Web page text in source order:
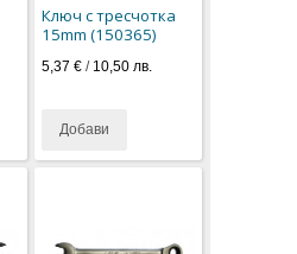
Ключ с тресчотка
15mm (150365)
5,37 €/ 10,50 лв.
Добави